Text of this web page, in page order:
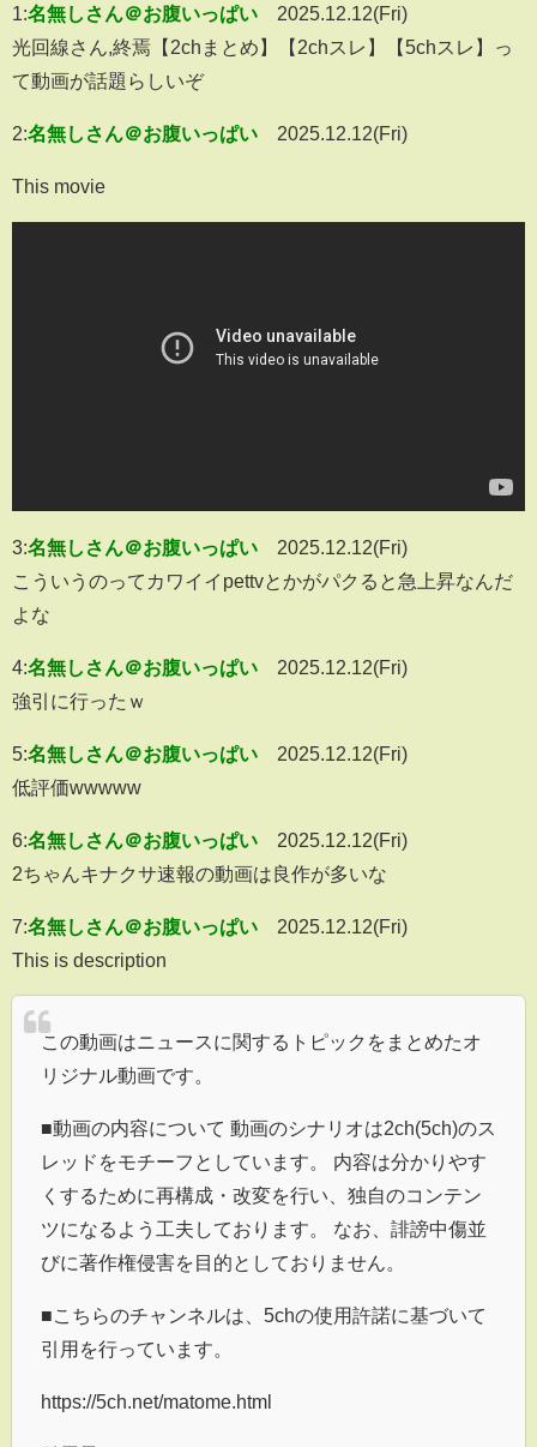
1:名無しさん＠お腹いっぱい
2025.12.12(Fri)
光回線さん,終焉【2chまとめ】【2chスレ】【5chスレ】っ
て動画が話題らしいぞ
2:名無しさん＠お腹いっぱい 2025.12.12(Fri)
This movie
3:名無しさん＠お腹いっぱい
2025.12.12(Fri)
こういうのってカワイイpettvとかがパクると急上昇なんだ
よな
4:名無しさん＠お腹いっぱい
2025.12.12(Fri)
強引に行ったｗ
5:名無しさん＠お腹いっぱい
2025.12.12(Fri)
低評価wwwww
6:名無しさん＠お腹いっぱい
2025.12.12(Fri)
2ちゃんキナクサ速報の動画は良作が多いな
7:名無しさん＠お腹いっぱい
2025.12.12(Fri)
This is description
この動画はニュースに関するトピックをまとめたオ
リジナル動画です。
■動画の内容について 動画のシナリオは2ch(5ch)のス
レッドをモチーフとしています。 内容は分かりやす
くするために再構成・改変を行い、独自のコンテン
ツになるよう工夫しております。 なお、誹謗中傷並
びに著作権侵害を目的としておりません。
■こちらのチャンネルは、5chの使用許諾に基づいて
引用を行っています。
https://5ch.net/matome.html